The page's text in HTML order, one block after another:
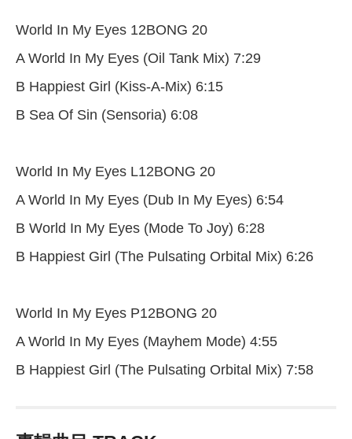
World In My Eyes 12BONG 20
A World In My Eyes (Oil Tank Mix) 7:29
B Happiest Girl (Kiss-A-Mix) 6:15
B Sea Of Sin (Sensoria) 6:08
World In My Eyes L12BONG 20
A World In My Eyes (Dub In My Eyes) 6:54
B World In My Eyes (Mode To Joy) 6:28
B Happiest Girl (The Pulsating Orbital Mix) 6:26
World In My Eyes P12BONG 20
A World In My Eyes (Mayhem Mode) 4:55
B Happiest Girl (The Pulsating Orbital Mix) 7:58